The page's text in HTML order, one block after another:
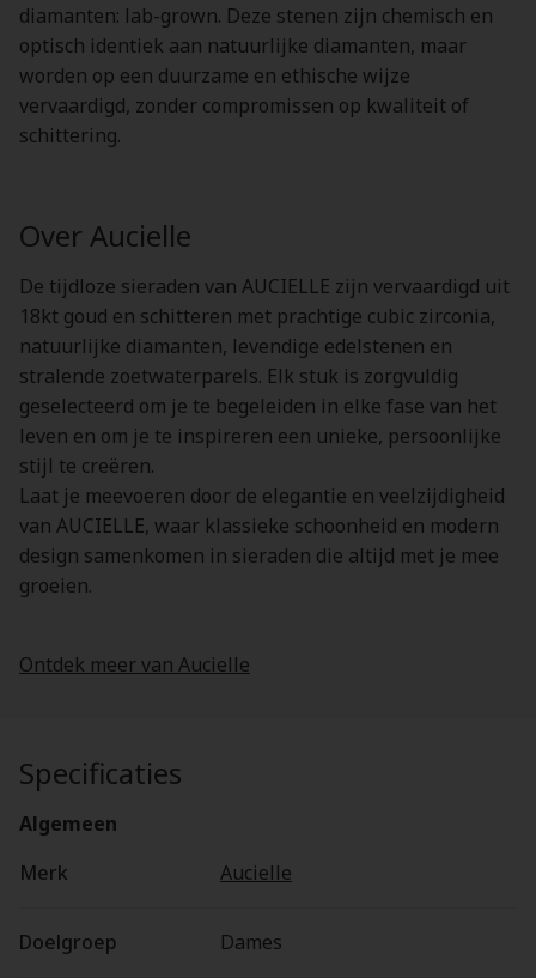
diamanten: lab-grown. Deze stenen zijn chemisch en
optisch identiek aan natuurlijke diamanten, maar
worden op een duurzame en ethische wijze
vervaardigd, zonder compromissen op kwaliteit of
schittering.
Over Aucielle
De tijdloze sieraden van AUCIELLE zijn vervaardigd uit
18kt goud en schitteren met prachtige cubic zirconia,
natuurlijke diamanten, levendige edelstenen en
stralende zoetwaterparels. Elk stuk is zorgvuldig
geselecteerd om je te begeleiden in elke fase van het
leven en om je te inspireren een unieke, persoonlijke
stijl te creëren.
Laat je meevoeren door de elegantie en veelzijdigheid
van AUCIELLE, waar klassieke schoonheid en modern
design samenkomen in sieraden die altijd met je mee
groeien.
Ontdek meer van Aucielle
Specificaties
Algemeen
Merk
Aucielle
Doelgroep Dames